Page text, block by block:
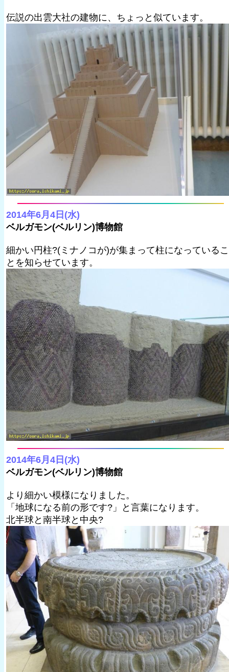
伝説の出雲大社の建物に、ちょっと似ています。
2014年6月4日(水)
ベルガモン(ベルリン)博物館
細かい円柱?(ミナノコが)が集まって柱になっているこ
とを知らせています。
2014年6月4日(水)
ベルガモン(ベルリン)博物館
より細かい模様になりました。
「地球になる前の形です?」と言葉になります。
北半球と南半球と中央?